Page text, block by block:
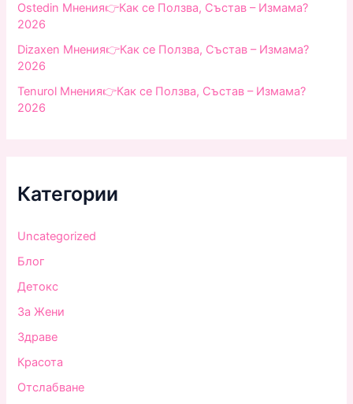
Ostedin Мнения👉Как се Ползва, Състав – Измама?
2026
Dizaxen Мнения👉Как се Ползва, Състав – Измама?
2026
Tenurol Мнения👉Как се Ползва, Състав – Измама?
2026
Категории
Uncategorized
Блог
Детокс
За Жени
Здраве
Красота
Отслабване